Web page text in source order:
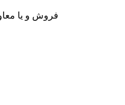
فروش و یا